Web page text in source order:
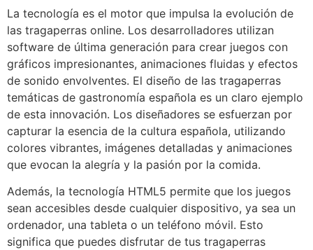
La tecnología es el motor que impulsa la evolución de
las tragaperras online. Los desarrolladores utilizan
software de última generación para crear juegos con
gráficos impresionantes, animaciones fluidas y efectos
de sonido envolventes. El diseño de las tragaperras
temáticas de gastronomía española es un claro ejemplo
de esta innovación. Los diseñadores se esfuerzan por
capturar la esencia de la cultura española, utilizando
colores vibrantes, imágenes detalladas y animaciones
que evocan la alegría y la pasión por la comida.
Además, la tecnología HTML5 permite que los juegos
sean accesibles desde cualquier dispositivo, ya sea un
ordenador, una tableta o un teléfono móvil. Esto
significa que puedes disfrutar de tus tragaperras